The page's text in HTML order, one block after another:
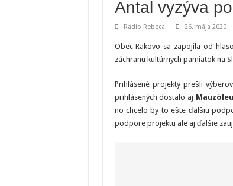
Antal vyzýva
Rádio Rebeca 26. mája 2020
Obec Rakovo sa zapojila od
záchranu kultúrnych pamiatok na
Prihlásené projekty prešli
prihlásených dostalo aj
no chcelo by to ešte ďalšiu
podpore projektu ale aj ďalšie